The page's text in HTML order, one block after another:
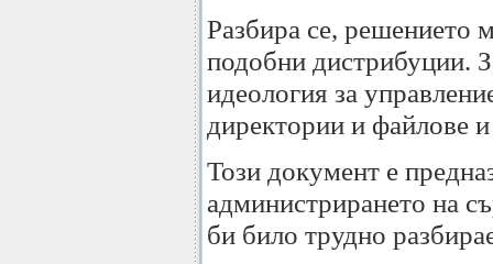
Разбира се, решението
подобни дистрибуции.
идеология за
директории и файлове и
Този документ е
администрирането на
би било трудно